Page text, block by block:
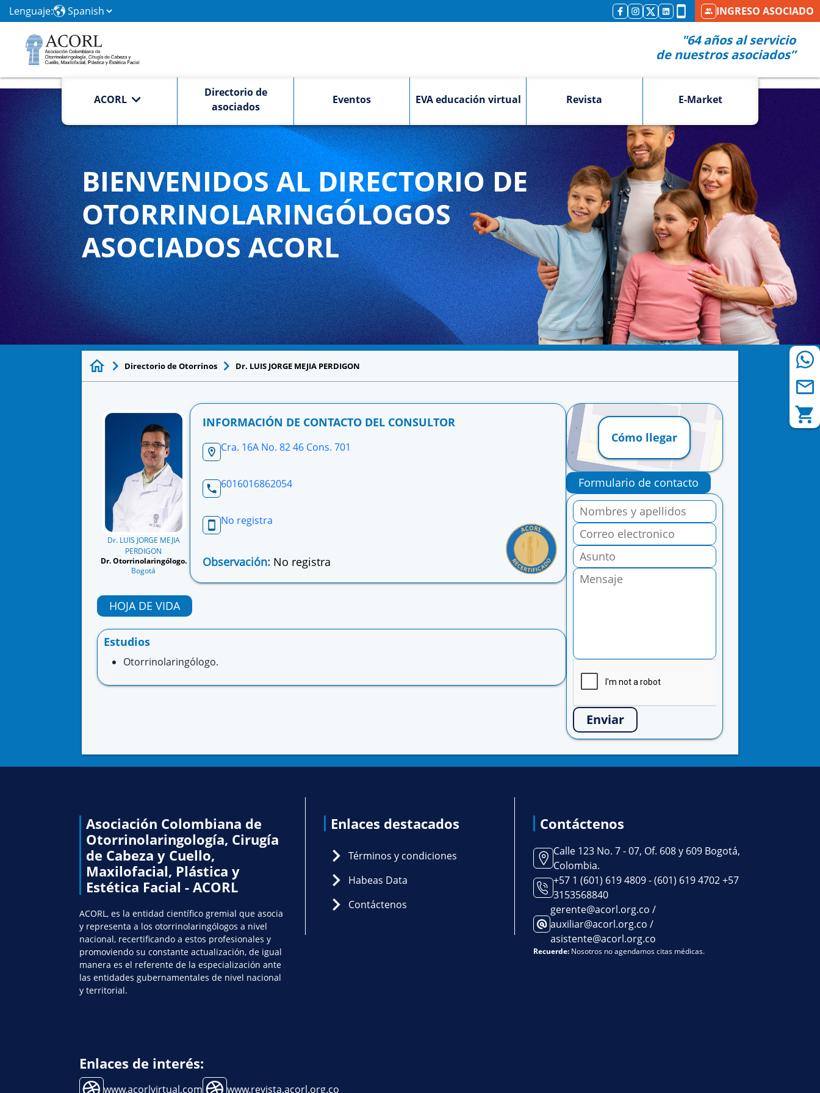
Lenguaje: INGRESO ASOCIADO
"64 años al servicio
de nuestros asociados”
ACORL
Directorio de
asociados
Eventos EVA educación virtual Revista E-Market
BIENVENIDOS AL DIRECTORIO DE
OTORRINOLARINGÓLOGOS
ASOCIADOS ACORL
Directorio de Otorrinos Dr. LUIS JORGE MEJIA PERDIGON
Dr. LUIS JORGE MEJIA
PERDIGON
Dr. Otorrinolaringólogo.
Bogotá
INFORMACIÓN DE CONTACTO DEL CONSULTOR
Cra. 16A No. 82 46 Cons. 701
6016016862054
No registra
Observación: No registra
HOJA DE VIDA
Estudios
Otorrinolaringólogo.
Cómo llegar
Formulario de contacto
Enviar
Asociación Colombiana de
Otorrinolaringología, Cirugía
de Cabeza y Cuello,
Maxilofacial, Plástica y
Estética Facial - ACORL
ACORL, es la entidad científico gremial que asocia
y representa a los otorrinolaringólogos a nivel
nacional, recertificando a estos profesionales y
promoviendo su constante actualización, de igual
manera es el referente de la especialización ante
las entidades gubernamentales de nivel nacional
y territorial.
Enlaces destacados
Términos y condiciones
Habeas Data
Contáctenos
Contáctenos
Calle 123 No. 7 - 07, Of. 608 y 609 Bogotá,
Colombia.
+57 1 (601) 619 4809 - (601) 619 4702 +57
3153568840
gerente@acorl.org.co /
auxiliar@acorl.org.co /
asistente@acorl.org.co
Recuerde:Nosotros no agendamos citas médicas.
Enlaces de interés:
www.acorlvirtual.com www.revista.acorl.org.co